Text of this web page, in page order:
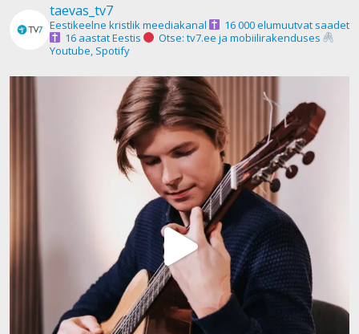
taevas_tv7
Eestikeelne kristlik meediakanal
16 000 elumuutvat saadet
16 aastat Eestis
Otse: tv7.ee ja mobiilirakenduses
Youtube, Spotify